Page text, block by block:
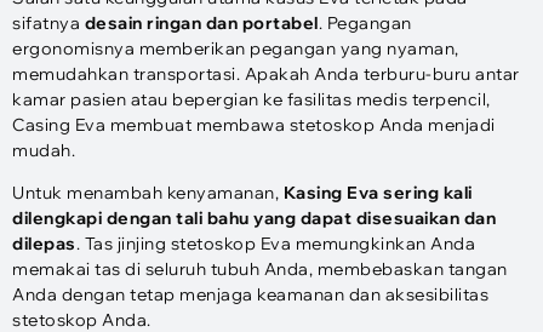
sifatnya desain ringan dan portabel. Pegangan
ergonomisnya memberikan pegangan yang nyaman,
memudahkan transportasi. Apakah Anda terburu-buru antar
kamar pasien atau bepergian ke fasilitas medis terpencil,
Casing Eva membuat membawa stetoskop Anda menjadi
mudah.
Untuk menambah kenyamanan, Kasing Eva sering kali
dilengkapi dengan tali bahu yang dapat disesuaikan dan
dilepas. Tas jinjing stetoskop Eva memungkinkan Anda
memakai tas di seluruh tubuh Anda, membebaskan tangan
Anda dengan tetap menjaga keamanan dan aksesibilitas
stetoskop Anda.